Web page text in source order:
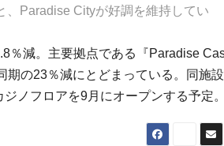
、Paradise Cityが好調を維持してい
減。主要拠点である『Paradise
の23％減にとどまっている。同施
ノフロアを9月にオープンする予定。